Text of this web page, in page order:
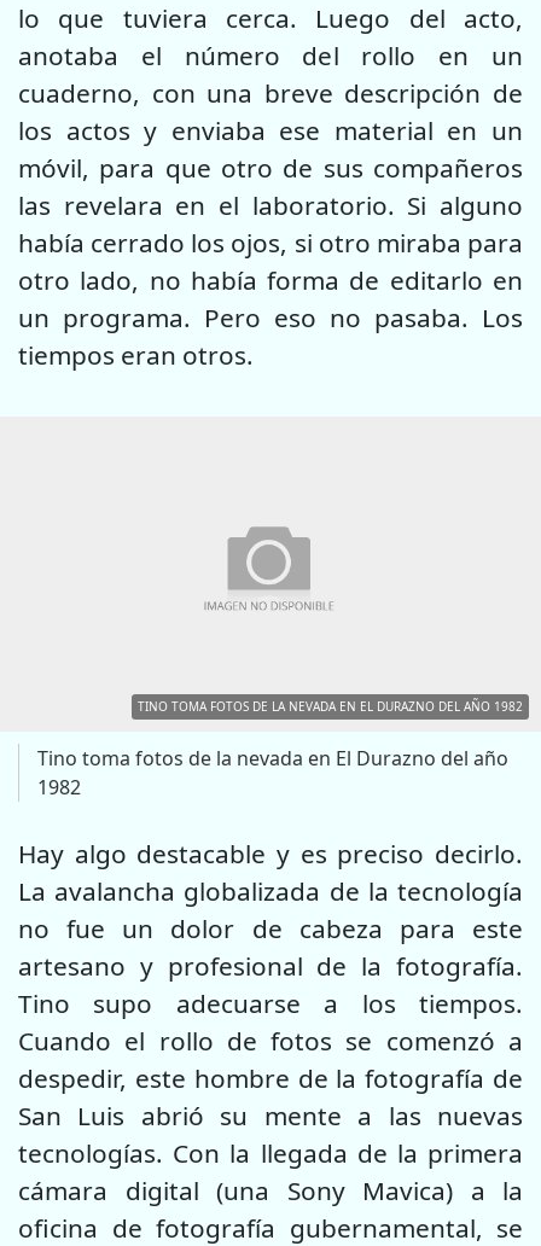
lo que tuviera cerca. Luego del acto,
anotaba el número del rollo en un
cuaderno, con una breve descripción de
los actos y enviaba ese material en un
móvil, para que otro de sus compañeros
las revelara en el laboratorio. Si alguno
había cerrado los ojos, si otro miraba para
otro lado, no había forma de editarlo en
un programa. Pero eso no pasaba. Los
tiempos eran otros.
TINO TOMA FOTOS DE LA NEVADA EN EL DURAZNO DEL AÑO 1982
Tino toma fotos de la nevada en El Durazno del año
1982
Hay algo destacable y es preciso decirlo.
La avalancha globalizada de la tecnología
no fue un dolor de cabeza para este
artesano y profesional de la fotografía.
Tino supo adecuarse a los tiempos.
Cuando el rollo de fotos se comenzó a
despedir, este hombre de la fotografía de
San Luis abrió su mente a las nuevas
tecnologías. Con la llegada de la primera
cámara digital (una Sony Mavica) a la
oficina de fotografía gubernamental, se